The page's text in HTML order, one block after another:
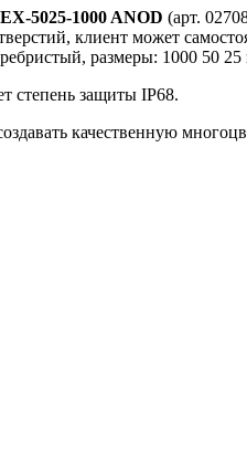
5025-1000 ANOD (арт.
клиент может
размеры: 1000 50
степень защиты IP68.
качественную